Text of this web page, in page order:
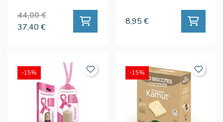
44,00 €
37,40 €
8,95 €
-15% -15%